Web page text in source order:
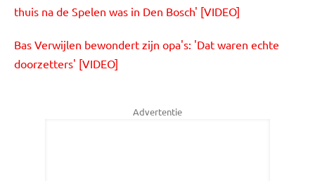
thuis na de Spelen was in Den Bosch' [VIDEO]
Bas Verwijlen bewondert zijn opa's: 'Dat waren echte
doorzetters' [VIDEO]
Advertentie